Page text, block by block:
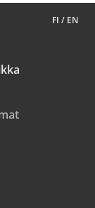
FI / EN